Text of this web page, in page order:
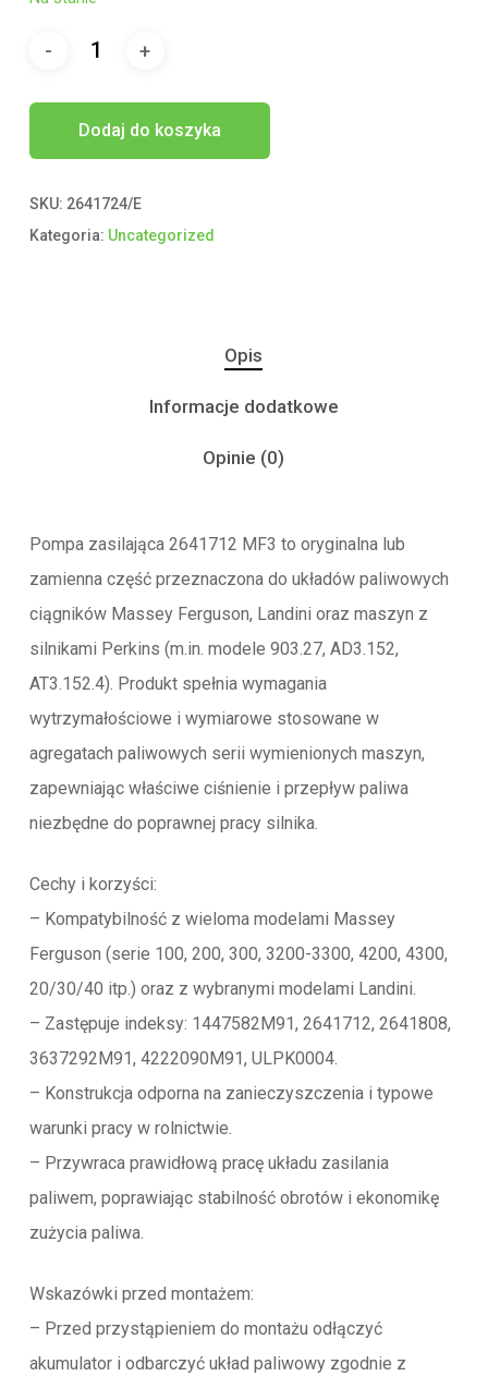
Dodaj do koszyka
SKU: 2641724/E
Kategoria: Uncategorized
Opis
Informacje dodatkowe
Opinie (0)
Pompa zasilająca 2641712 MF3 to oryginalna lub
zamienna część przeznaczona do układów paliwowych
ciągników Massey Ferguson, Landini oraz maszyn z
silnikami Perkins (m.in. modele 903.27, AD3.152,
AT3.152.4). Produkt spełnia wymagania
wytrzymałościowe i wymiarowe stosowane w
agregatach paliwowych serii wymienionych maszyn,
zapewniając właściwe ciśnienie i przepływ paliwa
niezbędne do poprawnej pracy silnika.
Cechy i korzyści:
– Kompatybilność z wieloma modelami Massey
Ferguson (serie 100, 200, 300, 3200-3300, 4200, 4300,
20/30/40 itp.) oraz z wybranymi modelami Landini.
– Zastępuje indeksy: 1447582M91, 2641712, 2641808,
3637292M91, 4222090M91, ULPK0004.
– Konstrukcja odporna na zanieczyszczenia i typowe
warunki pracy w rolnictwie.
– Przywraca prawidłową pracę układu zasilania
paliwem, poprawiając stabilność obrotów i ekonomikę
zużycia paliwa.
Wskazówki przed montażem:
– Przed przystąpieniem do montażu odłączyć
akumulator i odbarczyć układ paliwowy zgodnie z